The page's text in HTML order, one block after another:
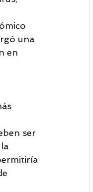
una
en
ser